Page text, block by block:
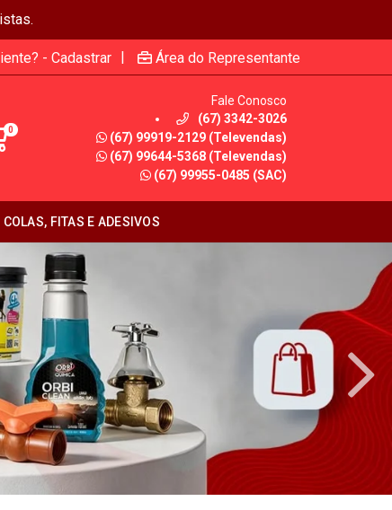
- Cadastrar | Área do Representante
0
Fale Conosco
(67) 3342-3026
(67) 99919-2129 (Televendas)
(67) 99644-5368 (Televendas)
(67) 99955-0485 (SAC)
COLAS, FITAS E ADESIVOS